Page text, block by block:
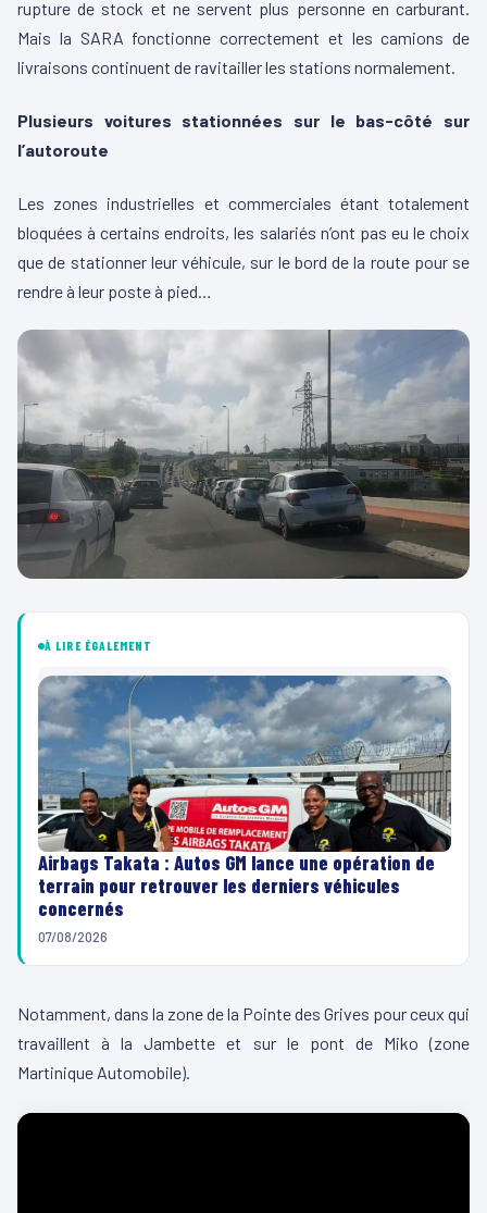
rupture de stock et ne servent plus personne en carburant.
Mais la SARA fonctionne correctement et les camions de
livraisons continuent de ravitailler les stations normalement.
Plusieurs voitures stationnées sur le bas-côté sur
l’autoroute
Les zones industrielles et commerciales étant totalement
bloquées à certains endroits, les salariés n’ont pas eu le choix
que de stationner leur véhicule, sur le bord de la route pour se
rendre à leur poste à pied…
À LIRE ÉGALEMENT
Airbags Takata : Autos GM lance une opération de
terrain pour retrouver les derniers véhicules
concernés
07/08/2026
Notamment, dans la zone de la Pointe des Grives pour ceux qui
travaillent à la Jambette et sur le pont de Miko (zone
Martinique Automobile).